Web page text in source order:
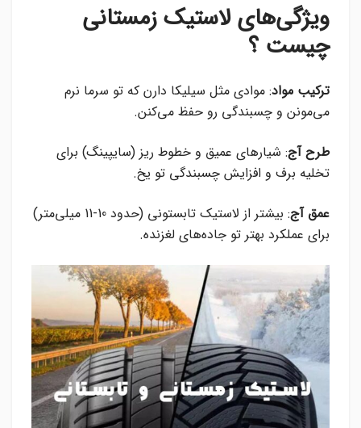
ویژگی‌های لاستیک زمستانی
چیست ؟
ترکیب مواد: موادی مثل سیلیکا دارن که تو سرما نرم
می‌مونن و چسبندگی رو حفظ می‌کنن.
طرح آج: شیارهای عمیق و خطوط ریز (سایپینگ) برای
تخلیه برف و افزایش چسبندگی تو یخ.
عمق آج
: بیشتر از لاستیک تابستونی (حدود 10-11 میلی‌متر)
برای عملکرد بهتر تو جاده‌های لغزنده.